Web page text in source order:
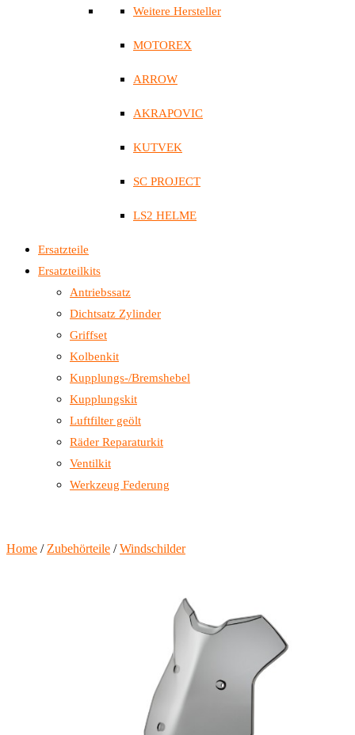
Weitere Hersteller
MOTOREX
ARROW
AKRAPOVIC
KUTVEK
SC PROJECT
LS2 HELME
Ersatzteile
Ersatzteilkits
Antriebssatz
Dichtsatz Zylinder
Griffset
Kolbenkit
Kupplungs-/Bremshebel
Kupplungskit
Luftfilter geölt
Räder Reparaturkit
Ventilkit
Werkzeug Federung
Home / Zubehörteile / Windschilder